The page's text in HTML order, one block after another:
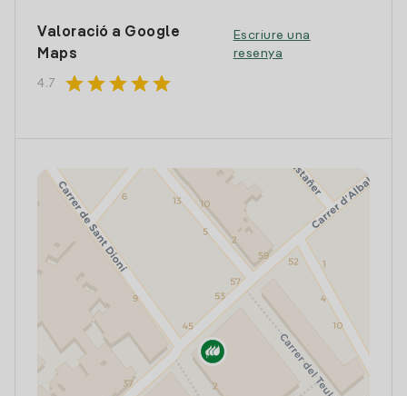
Valoració a Google
Maps
4.7 starstarstarstarstar
Escriure una
resenya